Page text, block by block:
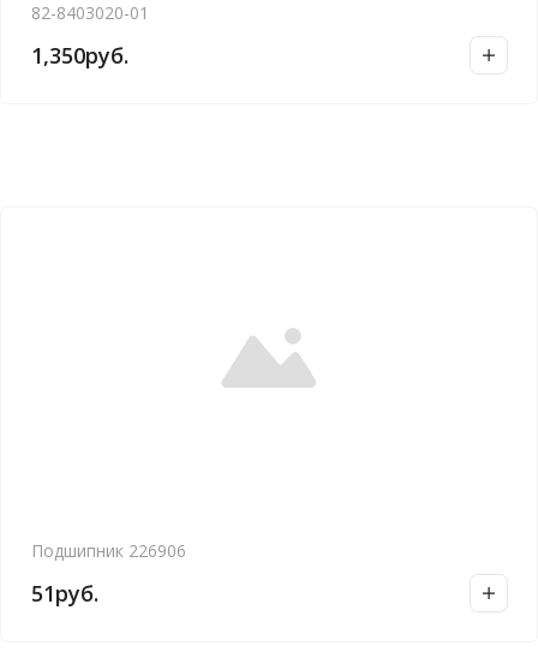
82-8403020-01
1,350руб.
Подшипник 226906
51руб.